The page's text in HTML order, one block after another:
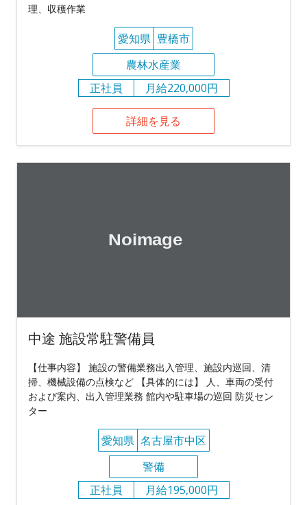
理、収穫作業
愛知県 豊橋市
農林水産業
正社員
月給220,000円
詳細を見る
中途 施設常駐警備員
【仕事内容】 施設の警備業務出入管理、施設内巡回、清
掃、機械設備の点検など 【具体的には】 人、車両の受付
および案内、出入管理業務 館内や駐車場の巡回 防災セン
ター
愛知県 名古屋市中区
警備
正社員
月給195,000円